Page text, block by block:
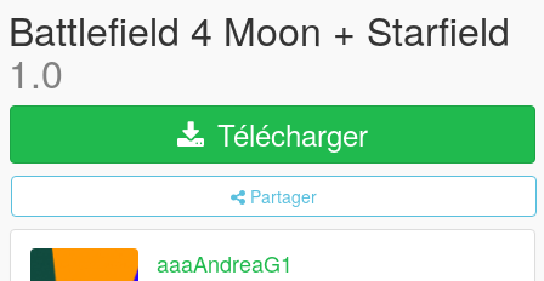
Battlefield 4 Moon + Starfield
1.0
Télécharger
Partager
aaaAndreaG1